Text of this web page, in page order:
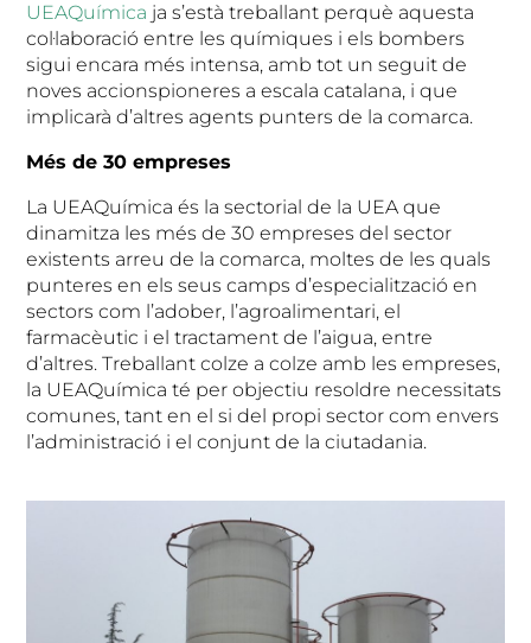
UEAQuímica ja s’està treballant perquè aquesta
col·laboració entre les químiques i els bombers
sigui encara més intensa, amb tot un seguit de
noves accionspioneres a escala catalana, i que
implicarà d’altres agents punters de la comarca.
Més de 30 empreses
La UEAQuímica és la sectorial de la UEA que
dinamitza les més de 30 empreses del sector
existents arreu de la comarca, moltes de les quals
punteres en els seus camps d’especialització en
sectors com l’adober, l’agroalimentari, el
farmacèutic i el tractament de l’aigua, entre
d’altres. Treballant colze a colze amb les empreses,
la UEAQuímica té per objectiu resoldre necessitats
comunes, tant en el si del propi sector com envers
l’administració i el conjunt de la ciutadania.